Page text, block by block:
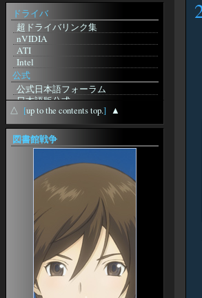
by JamesTok
by LloydHoova
フォーラムに動きがｗ
from
fromcurriculumvitaeandorra
from
recursoshumansaandorra
CandidatsofertesLaborals
from
久々にblosxomいじりをしてみま
from
fromJesuren
fromスーパーコピーアク
セサリー750
エルメス横浜駅
fromRobertfum
logitec NAS
from日本超人気スーパー
コピーブランド専門店
SkyDeckBrisbane
newestcasinos
ドライバ
超ドライバリンク集
nVIDIA
ATI
Intel
公式
公式日本語フォーラム
日本語版公式
無料体験版
英語版公式
station-Sebilis
ギルド検索
日本語版特設
アドベンチャーパック
Splitpaw Saga
Splitpaw Saga購入
Bloodline Chronicles
拡張ディスク
Desert of Flames
ニュース
EQII 徒然News
EQIIJE 初心者スレ まとめサイト
△ [up to the contents top.] ▲
図書館戦争